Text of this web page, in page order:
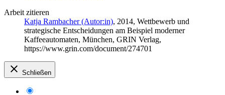
Arbeit zitieren
Katja Rambacher (Autor:in), 2014, Wettbewerb und
strategische Entscheidungen am Beispiel moderner
Kaffeeautomaten, München, GRIN Verlag,
https://www.grin.com/document/274701
Schließen